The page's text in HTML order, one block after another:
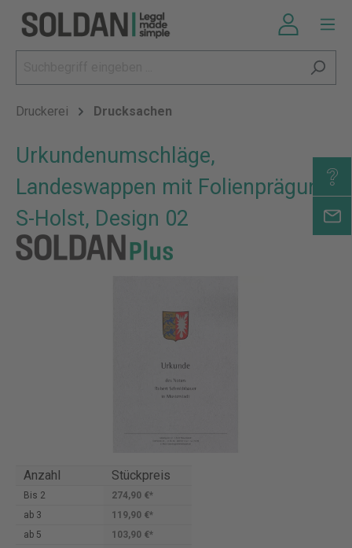
Druckerei Drucksachen
Urkundenumschläge,
Landeswappen mit Folienprägung,
S-Holst, Design 02
Anzahl Stückpreis
Bis 2
274,90 €*
ab 3
119,90 €*
ab 5
103,90 €*